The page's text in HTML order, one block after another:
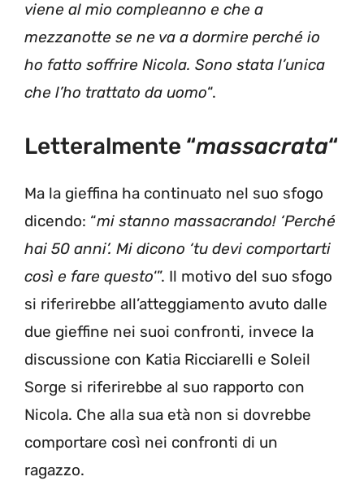
viene al mio compleanno e che a
mezzanotte se ne va a dormire perché io
ho fatto soffrire Nicola. Sono stata l’unica
che l’ho trattato da uomo“.
Letteralmente “massacrata“
Ma la gieffina ha continuato nel suo sfogo
dicendo: “mi stanno massacrando! ‘Perché
hai 50 anni’. Mi dicono ‘tu devi comportarti
così e fare questo‘”. Il motivo del suo sfogo
si riferirebbe all’atteggiamento avuto dalle
due gieffine nei suoi confronti, invece la
discussione con Katia Ricciarelli e Soleil
Sorge si riferirebbe al suo rapporto con
Nicola. Che alla sua età non si dovrebbe
comportare così nei confronti di un
ragazzo.